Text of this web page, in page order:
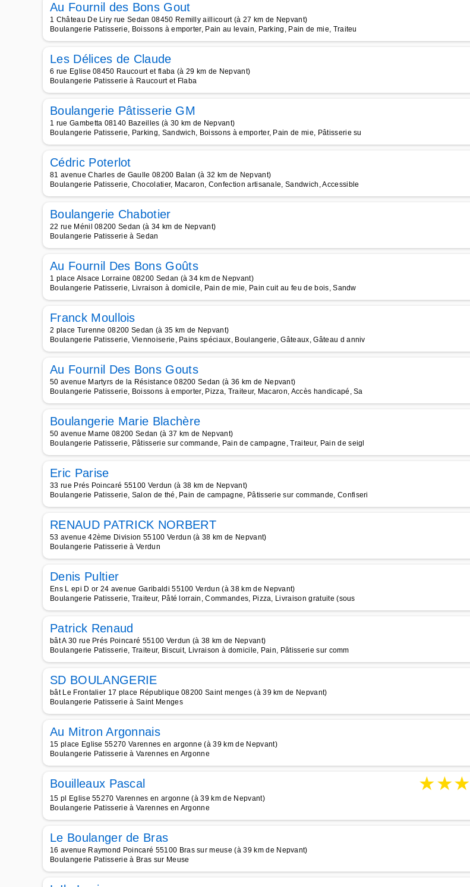
Au Fournil des Bons Gout
1 Château De Liry rue Sedan 08450 Remilly aillicourt (à 27 km de Nepvant)
Boulangerie Patisserie, Boissons à emporter, Pain au levain, Parking, Pain de mie, Traiteu
Les Délices de Claude
6 rue Eglise 08450 Raucourt et flaba (à 29 km de Nepvant)
Boulangerie Patisserie à Raucourt et Flaba
Boulangerie Pâtisserie GM
1 rue Gambetta 08140 Bazeilles (à 30 km de Nepvant)
Boulangerie Patisserie, Parking, Sandwich, Boissons à emporter, Pain de mie, Pâtisserie su
Cédric Poterlot
81 avenue Charles de Gaulle 08200 Balan (à 32 km de Nepvant)
Boulangerie Patisserie, Chocolatier, Macaron, Confection artisanale, Sandwich, Accessible
Boulangerie Chabotier
22 rue Ménil 08200 Sedan (à 34 km de Nepvant)
Boulangerie Patisserie à Sedan
Au Fournil Des Bons Goûts
1 place Alsace Lorraine 08200 Sedan (à 34 km de Nepvant)
Boulangerie Patisserie, Livraison à domicile, Pain de mie, Pain cuit au feu de bois, Sandw
Franck Moullois
2 place Turenne 08200 Sedan (à 35 km de Nepvant)
Boulangerie Patisserie, Viennoiserie, Pains spéciaux, Boulangerie, Gâteaux, Gâteau d anniv
Au Fournil Des Bons Gouts
50 avenue Martyrs de la Résistance 08200 Sedan (à 36 km de Nepvant)
Boulangerie Patisserie, Boissons à emporter, Pizza, Traiteur, Macaron, Accès handicapé, Sa
Boulangerie Marie Blachère
50 avenue Marne 08200 Sedan (à 37 km de Nepvant)
Boulangerie Patisserie, Pâtisserie sur commande, Pain de campagne, Traiteur, Pain de seigl
Eric Parise
33 rue Prés Poincaré 55100 Verdun (à 38 km de Nepvant)
Boulangerie Patisserie, Salon de thé, Pain de campagne, Pâtisserie sur commande, Confiseri
RENAUD PATRICK NORBERT
53 avenue 42ème Division 55100 Verdun (à 38 km de Nepvant)
Boulangerie Patisserie à Verdun
Denis Pultier
Ens L epi D or 24 avenue Garibaldi 55100 Verdun (à 38 km de Nepvant)
Boulangerie Patisserie, Traiteur, Pâté lorrain, Commandes, Pizza, Livraison gratuite (sous
Patrick Renaud
bât A 30 rue Prés Poincaré 55100 Verdun (à 38 km de Nepvant)
Boulangerie Patisserie, Traiteur, Biscuit, Livraison à domicile, Pain, Pâtisserie sur comm
SD BOULANGERIE
bât Le Frontalier 17 place République 08200 Saint menges (à 39 km de Nepvant)
Boulangerie Patisserie à Saint Menges
Au Mitron Argonnais
15 place Eglise 55270 Varennes en argonne (à 39 km de Nepvant)
Boulangerie Patisserie à Varennes en Argonne
Bouilleaux Pascal ★★★
15 pl Eglise 55270 Varennes en argonne (à 39 km de Nepvant)
Boulangerie Patisserie à Varennes en Argonne
Le Boulanger de Bras
16 avenue Raymond Poincaré 55100 Bras sur meuse (à 39 km de Nepvant)
Boulangerie Patisserie à Bras sur Meuse